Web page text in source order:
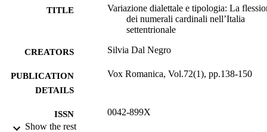
TITLE
Variazione dialettale e tipologia: La
dei numerali cardinali nell’Italia
settentrionale
CREATORS Silvia Dal Negro
PUBLICATION
DETAILS
Vox Romanica, Vol.72(1), pp.138-150
ISSN 0042-899X
Show the rest